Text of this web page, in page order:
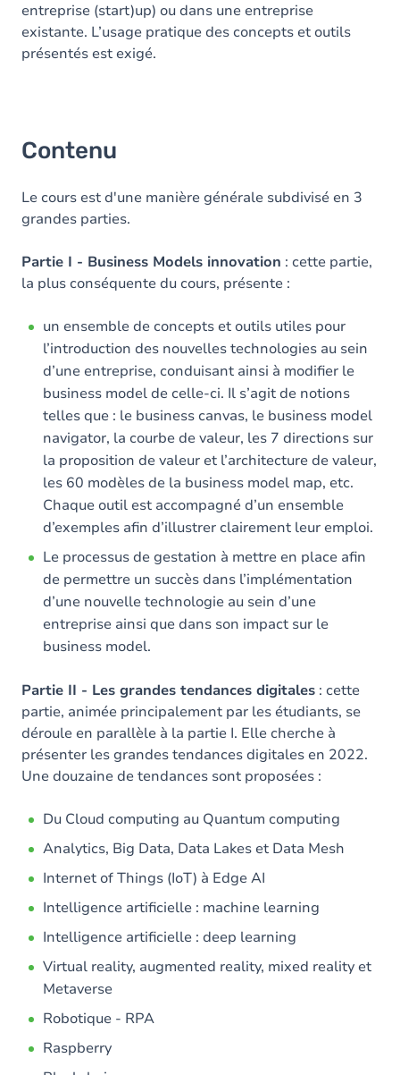
entreprise (start)up) ou dans une entreprise
existante. L’usage pratique des concepts et outils
présentés est exigé.
Contenu
Le cours est d'une manière générale subdivisé en 3
grandes parties.
Partie I - Business Models innovation : cette partie,
la plus conséquente du cours, présente :
un ensemble de concepts et outils utiles pour
l’introduction des nouvelles technologies au sein
d’une entreprise, conduisant ainsi à modifier le
business model de celle-ci. Il s’agit de notions
telles que : le business canvas, le business model
navigator, la courbe de valeur, les 7 directions sur
la proposition de valeur et l’architecture de valeur,
les 60 modèles de la business model map, etc.
Chaque outil est accompagné d’un ensemble
d’exemples afin d’illustrer clairement leur emploi.
Le processus de gestation à mettre en place afin
de permettre un succès dans l’implémentation
d’une nouvelle technologie au sein d’une
entreprise ainsi que dans son impact sur le
business model.
Partie II - Les grandes tendances digitales : cette
partie, animée principalement par les étudiants, se
déroule en parallèle à la partie I. Elle cherche à
présenter les grandes tendances digitales en 2022.
Une douzaine de tendances sont proposées :
Du Cloud computing au Quantum computing
Analytics, Big Data, Data Lakes et Data Mesh
Internet of Things (IoT) à Edge AI
Intelligence artificielle : machine learning
Intelligence artificielle : deep learning
Virtual reality, augmented reality, mixed reality et
Metaverse
Robotique - RPA
Raspberry